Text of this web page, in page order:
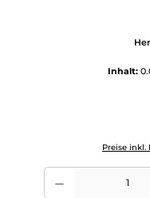
Inhalt:
Preise inkl.
Produkt Anzahl: Gib